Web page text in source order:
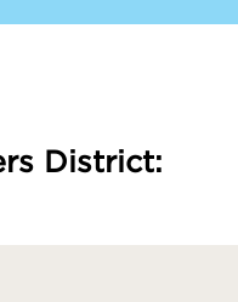
District: